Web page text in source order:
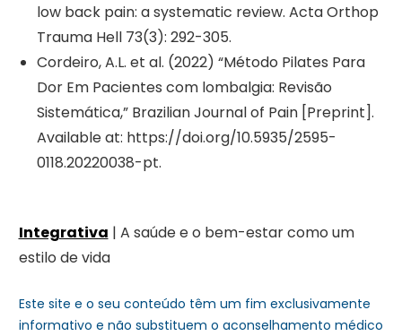
low back pain: a systematic review. Acta Orthop
Trauma Hell 73(3): 292-305.
Cordeiro, A.L. et al. (2022) “Método Pilates Para
Dor Em Pacientes com lombalgia: Revisão
Sistemática,” Brazilian Journal of Pain [Preprint].
Available at: https://doi.org/10.5935/2595-
0118.20220038-pt.
Integrativa | A saúde e o bem-estar como um
estilo de vida
Este site e o seu conteúdo têm um fim exclusivamente
informativo e não substituem o aconselhamento médico